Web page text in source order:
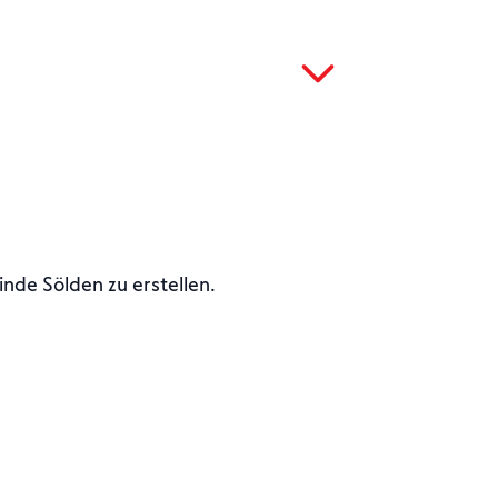
Sölden zu erstellen.